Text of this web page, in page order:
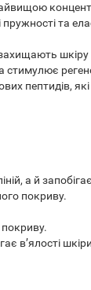
та
пептидів,
а й запобігає
покриву.
покриву.
в’ялості